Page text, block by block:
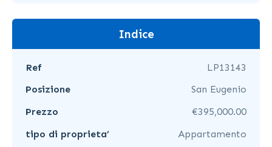
Indice
Ref
LP13143
Posizione
San Eugenio
Prezzo
€395,000.00
tipo di proprieta’
Appartamento